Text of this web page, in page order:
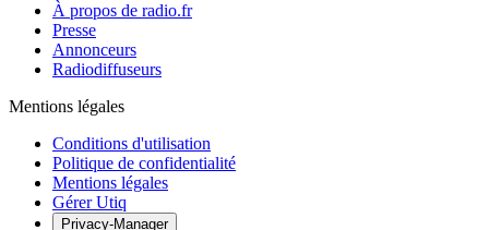
À propos de radio.fr
Presse
Annonceurs
Radiodiffuseurs
Mentions légales
Conditions d'utilisation
Politique de confidentialité
Mentions légales
Gérer Utiq
Privacy-Manager